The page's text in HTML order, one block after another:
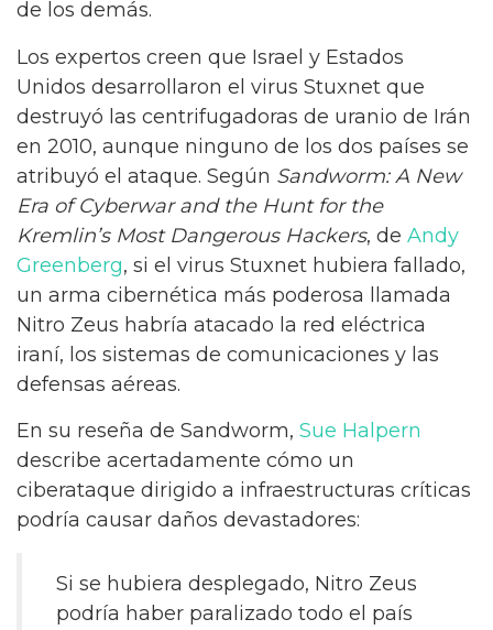
de los demás.
Los expertos creen que Israel y Estados
Unidos desarrollaron el virus Stuxnet que
destruyó las centrifugadoras de uranio de Irán
en 2010, aunque ninguno de los dos países se
atribuyó el ataque. Según Sandworm: A New
Era of Cyberwar and the Hunt for the
Kremlin’s Most Dangerous Hackers, de Andy
Greenberg, si el virus Stuxnet hubiera fallado,
un arma cibernética más poderosa llamada
Nitro Zeus habría atacado la red eléctrica
iraní, los sistemas de comunicaciones y las
defensas aéreas.
En su reseña de Sandworm, Sue Halpern
describe acertadamente cómo un
ciberataque dirigido a infraestructuras críticas
podría causar daños devastadores:
Si se hubiera desplegado, Nitro Zeus
podría haber paralizado todo el país